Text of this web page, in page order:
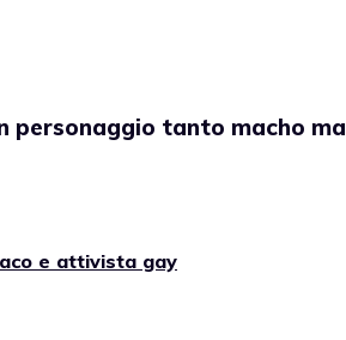
personaggio tanto macho ma
e attivista gay